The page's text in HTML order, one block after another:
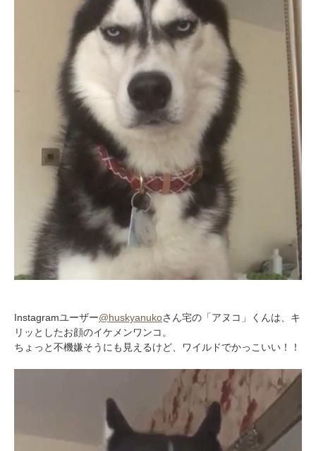
Instagramユーザー@huskyanukoさん宅の「アヌコ」くんは、キ
リッとしたお顔のイケメンワンコ。
ちょっと不機嫌そうにも見えるけど、ワイルドでかっこいい！！